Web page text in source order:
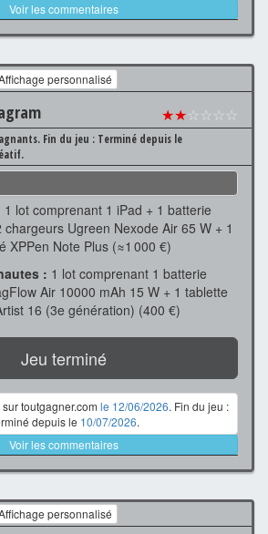
Voir les commentaires
personnalisé
★★☆☆☆☆
Fin du jeu : Terminé depuis le
1 lot comprenant 1 iPad + 1 batterie
Ugreen Nexode Air 65 W + 1
XPPen Note Plus (≈1 000 €)
: 1 lot comprenant 1 batterie
Air 10000 mAh 15 W + 1 tablette
16 (3e génération) (400 €)
Jeu terminé
toutgagner.com le 12/06/2026. Fin du jeu :
depuis le 10/07/2026.
Voir les commentaires
personnalisé